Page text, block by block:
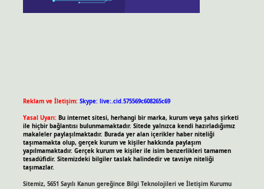
Reklam ve İletişim: Skype: live:.cid.575569c608265c69
Yasal Uyarı: Bu internet sitesi, herhangi bir marka, kurum veya şahıs şirketi
ile hiçbir bağlantısı bulunmamaktadır. Sitede yalnızca kendi hazırladığımız
makaleler paylaşılmaktadır. Burada yer alan içerikler haber niteliği
taşımamakta olup, gerçek kurum ve kişiler hakkında paylaşım
yapılmamaktadır. Gerçek kurum ve kişiler ile isim benzerlikleri tamamen
tesadüfidir. Sitemizdeki bilgiler taslak halindedir ve tavsiye niteliği
taşımazlar.
Sitemiz, 5651 Sayılı Kanun gereğince Bilgi Teknolojileri ve İletişim Kurumu